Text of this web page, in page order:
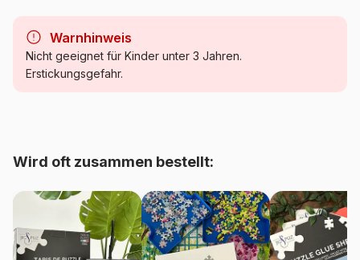
Kategorie Puzzles - Katzen
Artikelnummer Master-Pieces-72403
EAN 705988724039
Warnhinweis
Nicht geeignet für Kinder unter 3 Jahren.
Erstickungsgefahr.
Wird oft zusammen bestellt: